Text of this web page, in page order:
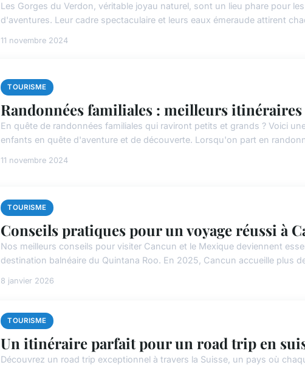
Les Gorges du Verdon, véritable joyau naturel, sont un lieu phare pour
d'aventures. Leur cadre spectaculaire et leurs eaux émeraude attirent
11 novembre 2024
TOURISME
Randonnées familiales : meilleurs
En quête de randonnées familiales qui raviront petits et grands ? Voici
enfants en quête d'aventure et de découverte. Lorsqu'on part en
11 novembre 2024
TOURISME
Conseils pratiques pour un voyage réussi à
Nos meilleurs conseils pour visiter Cancun et le Mexique deviennent
destination balnéaire du Quintana Roo. En 2025, Cancun accueille plus
8 janvier 2026
TOURISME
Un itinéraire parfait pour un road trip en
Découvrez un road trip exceptionnel à travers la Suisse, un pays où